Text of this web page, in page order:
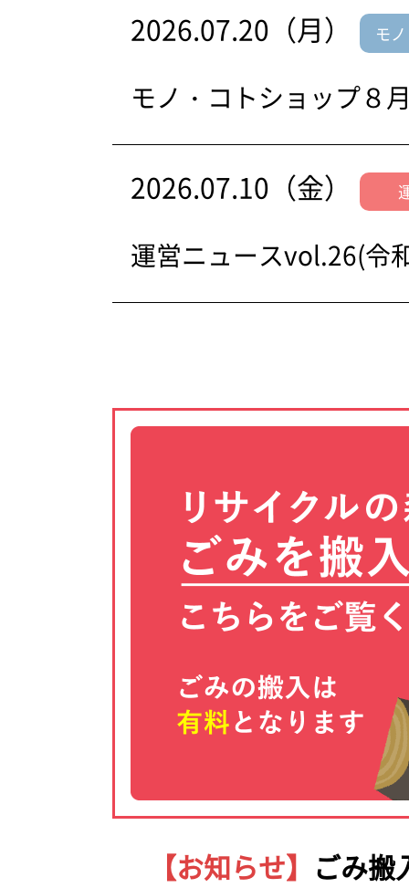
2026.07.20（月） モ
モノ・コトショップ８
2026.07.10（金）
運営ニュースvol.26(令
【お知らせ】 ごみ搬